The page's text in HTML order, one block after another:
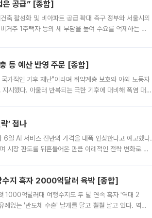
은 공급” [종합]
축 활성화 및 비아파트 공급 확대 촉구 정부와 서울시의
거주 1주택자 등의 세 부담을 높여 수요를 억제하는 카
등 예산 반영 주문 [종합]
가적인 기후 재난"이라며 취약계층 보호와 야외 노동자
시했다. 아울러 반복되는 극한 기후에 대비해 폭염 대응
’ 접나
일 AI 서비스 전반의 가격을 대폭 인상한다고 예고했다.
시장 판도를 뒤흔들어온 만큼 이례적인 전략 변화로 평
수지 흑자 2000억달러 육박 [종합]
억달러대 여행수지도 두 달 연속 흑자 '역대 2
없는 '반도체 수출' 날개를 달고 훨훨 날고 있다. 역대